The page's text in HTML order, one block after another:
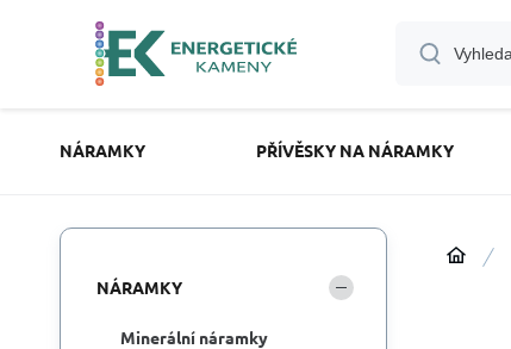
NÁRAMKY PŘÍVĚSKY NA NÁRAMKY
NÁRAMKY
Minerální náramky